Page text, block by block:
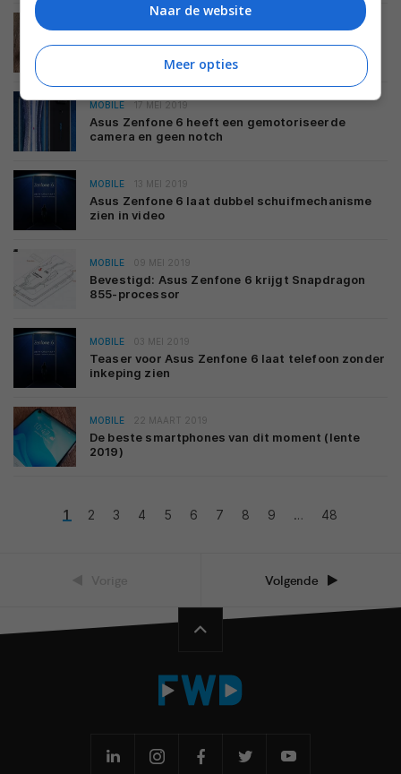
Asus komt met 120 Hz-scherm voor Asus ROG
MOBILE 17 MEI 2019
Asus Zenfone 6 heeft een gemotoriseerde
camera en geen notch
MOBILE 13 MEI 2019
Asus Zenfone 6 laat dubbel schuifmechanisme
zien in video
MOBILE 09 MEI 2019
Bevestigd: Asus Zenfone 6 krijgt Snapdragon
855-processor
MOBILE 03 MEI 2019
Teaser voor Asus Zenfone 6 laat telefoon zonder
inkeping zien
MOBILE 22 MAART 2019
De beste smartphones van dit moment (lente
2019)
1 2 3 4 5 6 7 8 9 … 48
Volgende
Naar de website
Meer opties